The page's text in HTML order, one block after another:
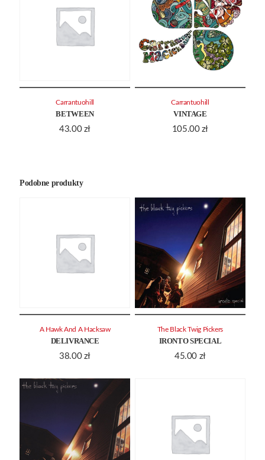
BETWEEN
43.00 zł
Carrantuohill
VINTAGE
105.00 zł
Carrantuohill
Podobne produkty
DELIVRANCE
38.00 zł
A Hawk And A Hacksaw
IRONTO SPECIAL
45.00 zł
The Black Twig Pickers